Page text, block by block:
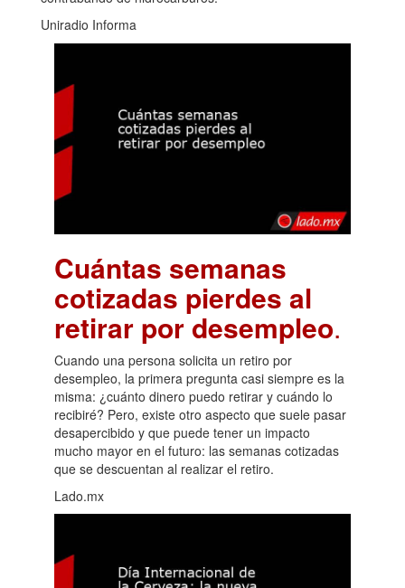
Uniradio Informa
Cuántas semanas
cotizadas pierdes al
retirar por desempleo.
Cuando una persona solicita un retiro por
desempleo, la primera pregunta casi siempre es la
misma: ¿cuánto dinero puedo retirar y cuándo lo
recibiré? Pero, existe otro aspecto que suele pasar
desapercibido y que puede tener un impacto
mucho mayor en el futuro: las semanas cotizadas
que se descuentan al realizar el retiro.
Lado.mx